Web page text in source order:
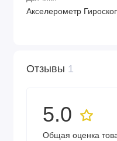
Акселерометр
Отзывы 1
5.0
Общая оценка